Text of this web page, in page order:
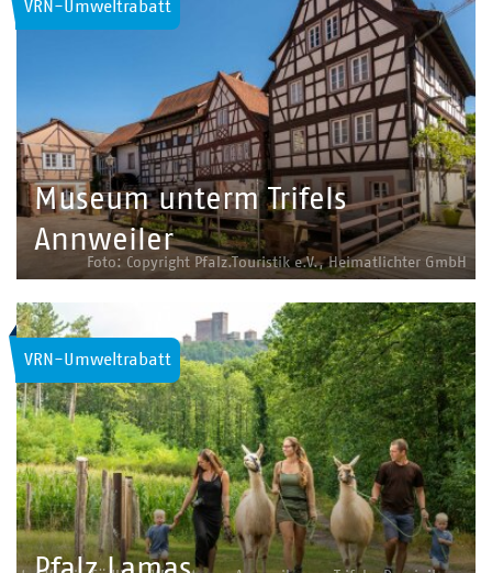
VRN-Umweltrabatt
Museum unterm Trifels
Annweiler
Foto: Copyright Pfalz.Touristik e.V., Heimatlichter GmbH
VRN-Umweltrabatt